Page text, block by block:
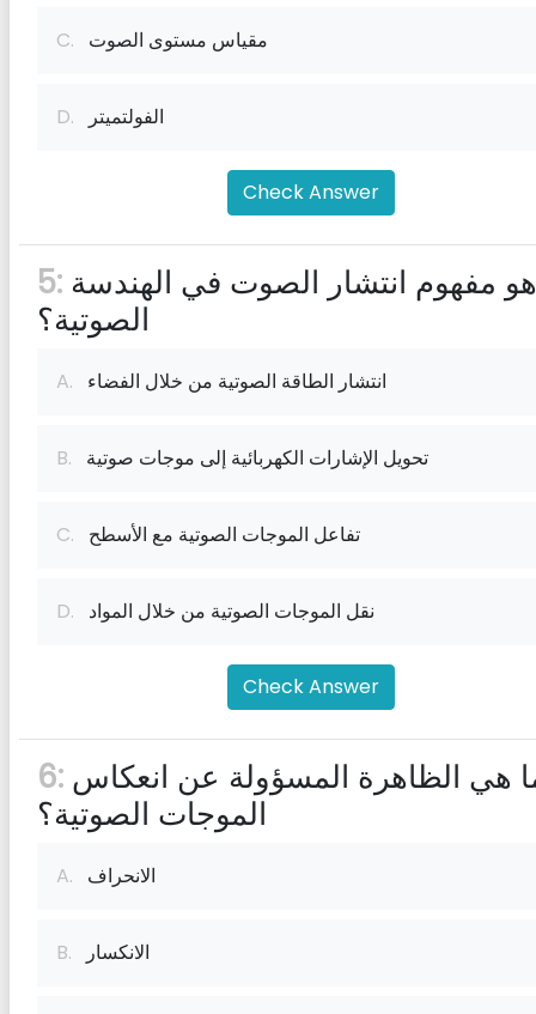
C. مقياس مستوى الصوت
D. الفولتميتر
Check Answer
5:
الصوتية؟
A. انتشار الطاقة الصوتية من خلال الفضاء
B. تحويل الإشارات الكهربائية إلى موجات صوتية
C. تفاعل الموجات الصوتية مع الأسطح
D. نقل الموجات الصوتية من خلال المواد
Check Answer
6:
الموجات الصوتية؟
A. الانحراف
B. الانكسار